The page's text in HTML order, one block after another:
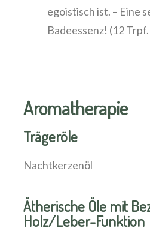
egoistisch ist. – Eine
Badeessenz! (12
Aromatherapie
Trägeröle
Nachtkerzenöl
Ätherische Öle mit
Holz/Leber-Funktion